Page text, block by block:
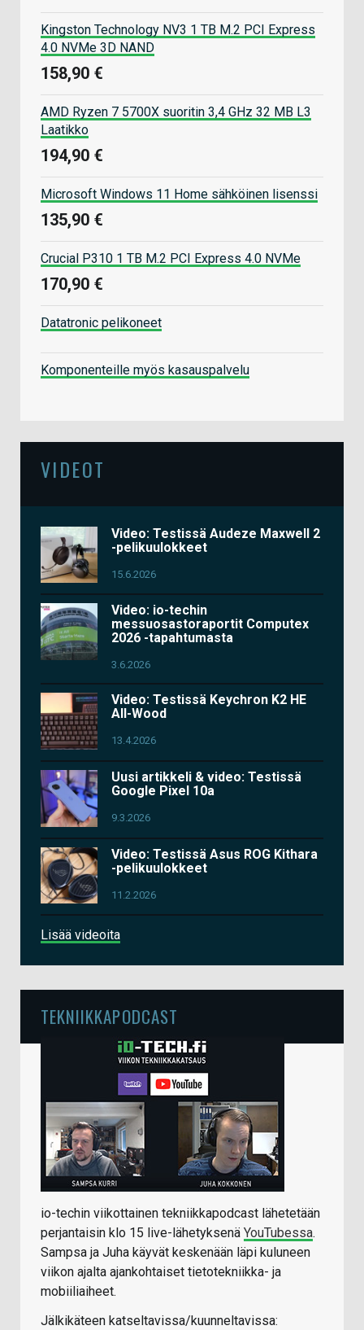
Kingston Technology NV3 1 TB M.2 PCI Express
4.0 NVMe 3D NAND
158,90 €
AMD Ryzen 7 5700X suoritin 3,4 GHz 32 MB L3
Laatikko
194,90 €
Microsoft Windows 11 Home sähköinen lisenssi
135,90 €
Crucial P310 1 TB M.2 PCI Express 4.0 NVMe
170,90 €
Datatronic pelikoneet
Komponenteille myös kasauspalvelu
VIDEOT
Video: Testissä Audeze Maxwell 2
-pelikuulokkeet
15.6.2026
Video: io-techin
messuosastoraportit Computex
2026 -tapahtumasta
3.6.2026
Video: Testissä Keychron K2 HE
All-Wood
13.4.2026
Uusi artikkeli & video: Testissä
Google Pixel 10a
9.3.2026
Video: Testissä Asus ROG Kithara
-pelikuulokkeet
11.2.2026
Lisää videoita
TEKNIIKKAPODCAST
io-techin viikottainen tekniikkapodcast lähetetään
perjantaisin klo 15 live-lähetyksenä YouTubessa.
Sampsa ja Juha käyvät keskenään läpi kuluneen
viikon ajalta ajankohtaiset tietotekniikka- ja
mobiiliaiheet.
Jälkikäteen katseltavissa/kuunneltavissa: